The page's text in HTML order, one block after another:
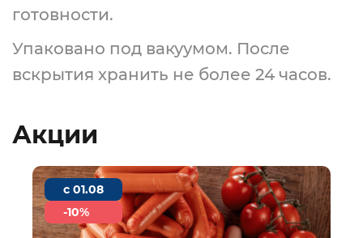
готовности.
Упаковано под вакуумом. После
вскрытия хранить не более 24 часов.
Акции
c 01.08
-10%